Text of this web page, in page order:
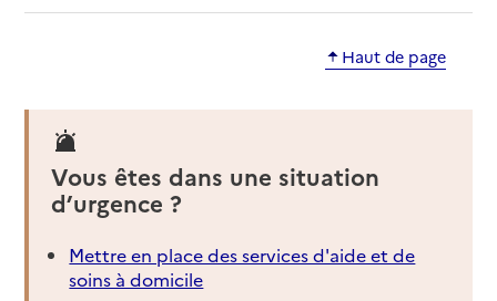
Haut de page
Vous êtes dans une situation
d’urgence ?
Mettre en place des services d'aide et de
soins à domicile